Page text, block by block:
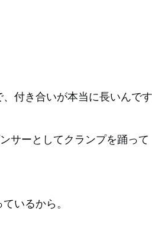
付き合いが本当に長いんです
サーとしてクランプを踊って
いるから。